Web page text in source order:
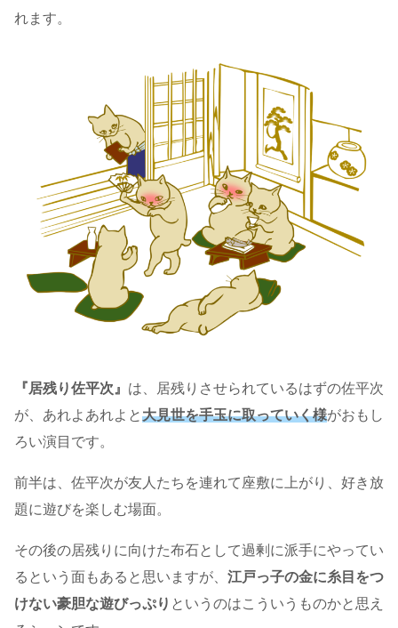
れます。
『居残り佐平次』 は、居残りさせられているはずの佐平次
が、あれよあれよと大見世を手玉に取っていく様がおもし
ろい演目です。
前半は、佐平次が友人たちを連れて座敷に上がり、好き放
題に遊びを楽しむ場面。
その後の居残りに向けた布石として過剰に派手にやってい
るという面もあると思いますが、 江戸っ子の金に糸目をつ
けない豪胆な遊びっぷり というのはこういうものかと思え